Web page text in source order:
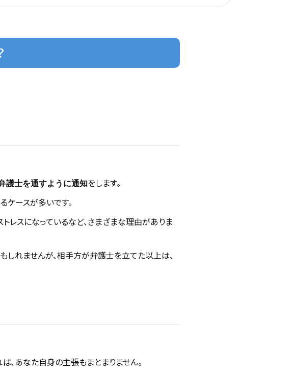
護士を通すように通知をします。
ケースが多いです。
レスになっているなど、さまざまな理由がありま
しれませんが、相手方が弁護士を立てた以上は、
、あなた自身の主張もまとまりません。